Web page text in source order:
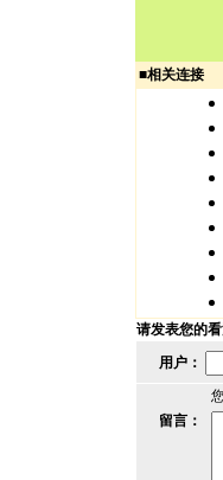
■相关连接
请发表您的
用户：
留言：